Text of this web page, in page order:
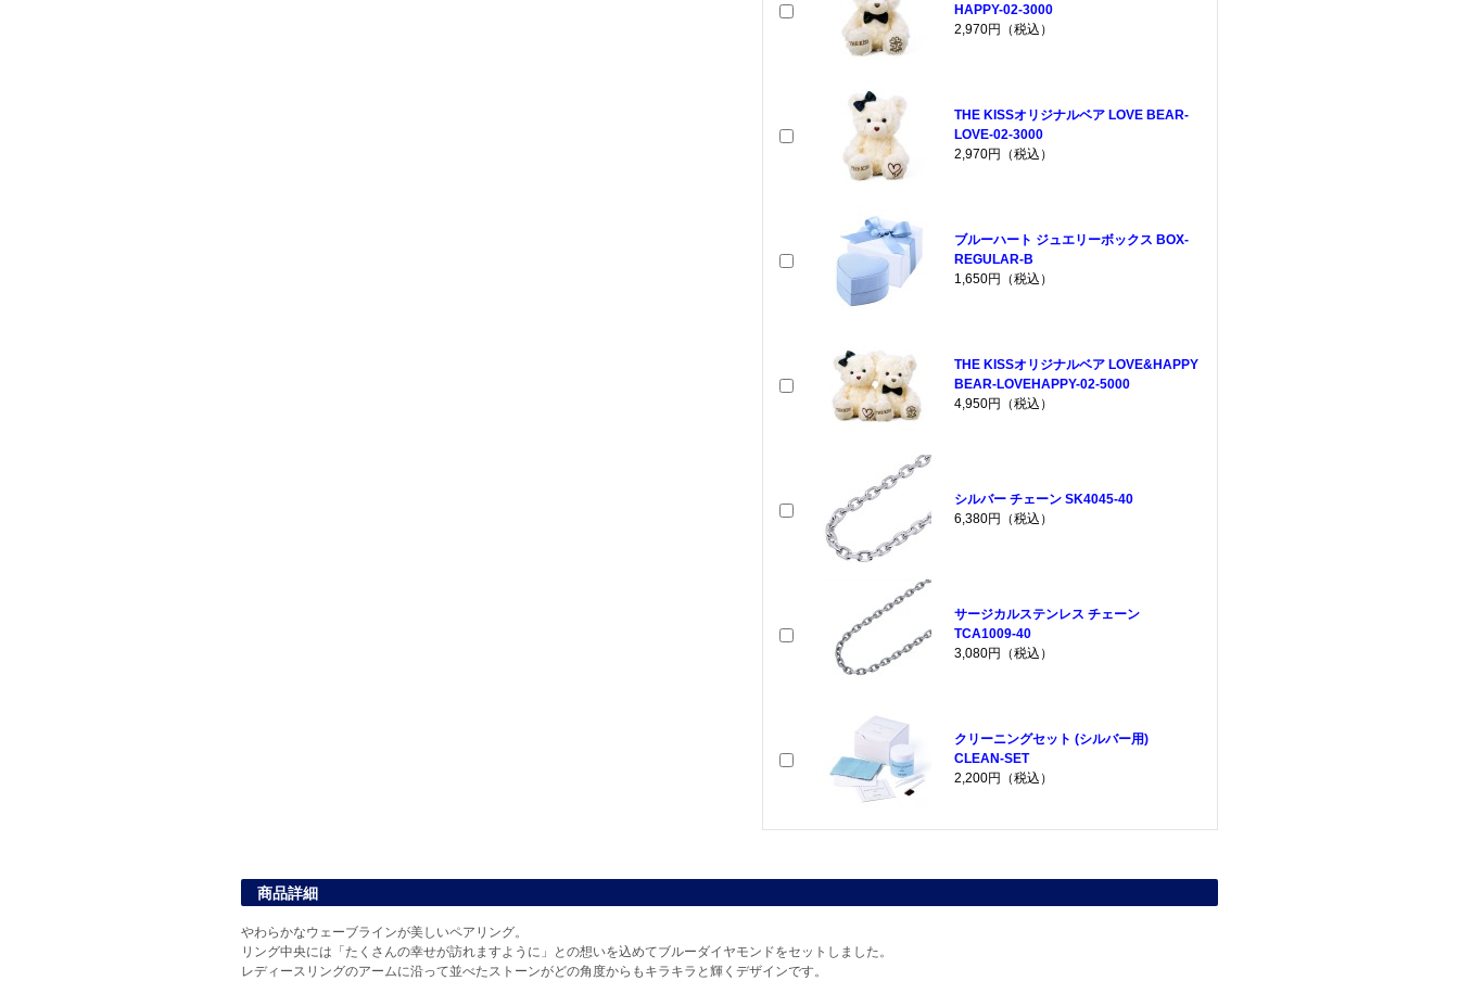
HAPPY-02-3000
2,970円（税込）
THE KISSオリジナルベア LOVE BEAR-
LOVE-02-3000
2,970円（税込）
ブルーハート ジュエリーボックス BOX-
REGULAR-B
1,650円（税込）
THE KISSオリジナルベア LOVE&HAPPY
BEAR-LOVEHAPPY-02-5000
4,950円（税込）
シルバー チェーン SK4045-40
6,380円（税込）
サージカルステンレス チェーン
TCA1009-40
3,080円（税込）
クリーニングセット (シルバー用)
CLEAN-SET
2,200円（税込）
商品詳細
やわらかなウェーブラインが美しいペアリング。
リング中央には「たくさんの幸せが訪れますように」との想いを込めてブルーダイヤモンドをセットしました。
レディースリングのアームに沿って並べたストーンがどの角度からもキラキラと輝くデザインです。